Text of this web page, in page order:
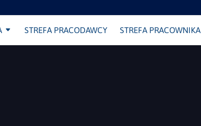
STREFA PRACODAWCY STREFA PRACOWNIKA